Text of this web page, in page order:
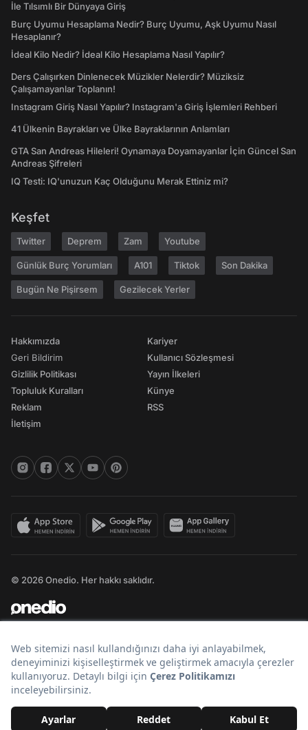
İle Tılsımlı Bir Dünyaya Giriş
Burç Uyumu Hesaplama Nedir? Burç Uyumu, Aşk Uyumu Nasıl
Hesaplanır?
İdeal Kilo Nedir? İdeal Kilo Hesaplama Nasıl Yapılır?
Ders Çalışırken Dinlenecek Müzikler Nelerdir? Müziksiz
Çalışamayanlar Toplanın!
Instagram Giriş Nasıl Yapılır? Instagram'a Giriş İşlemleri Rehberi
41 Ülkenin Bayrakları ve Ülke Bayraklarının Anlamları
GTA San Andreas Hileleri! Oynamaya Doyamayanlar İçin Güncel San
Andreas Şifreleri
IQ Testi: IQ'unuzun Kaç Olduğunu Merak Ettiniz mi?
Keşfet
Twitter Deprem Zam Youtube
Günlük Burç Yorumları A101 Tiktok Son Dakika
Bugün Ne Pişirsem Gezilecek Yerler
Hakkımızda
Geri Bildirim
Gizlilik Politikası
Topluluk Kuralları
Reklam
İletişim
Kariyer
Kullanıcı Sözleşmesi
Yayın İlkeleri
Künye
RSS
© 2026 Onedio. Her hakkı saklıdır.
Bir markasıdır.